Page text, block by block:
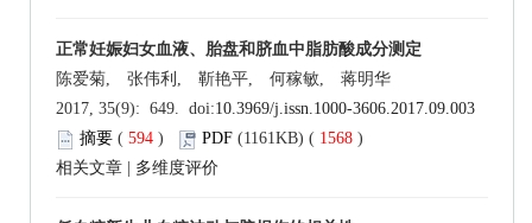
正常妊娠妇女血液、胎盘和脐血中脂肪酸成分测定
陈爱菊, 张伟利, 靳艳平, 何稼敏, 蒋明华
2017, 35(9): 649. doi:10.3969/j.issn.1000-3606.2017.09.003
摘要 ( 594 ) PDF (1161KB) ( 1568 )
相关文章
多维度评价